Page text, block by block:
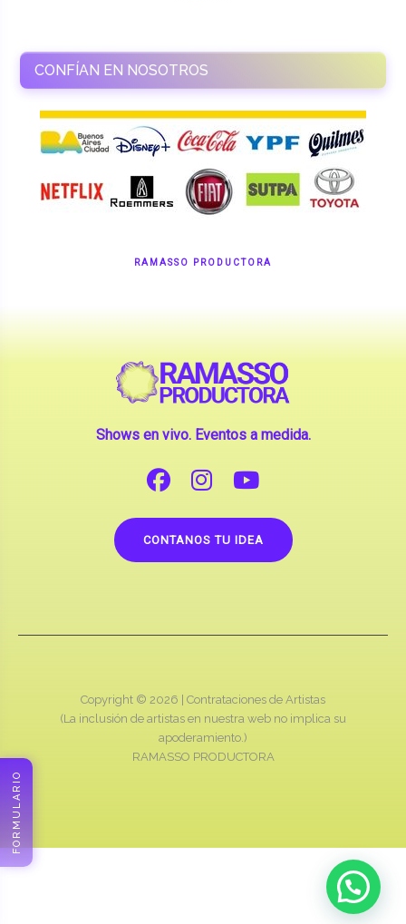
CONFÍAN EN NOSOTROS
RAMASSO PRODUCTORA
Shows en vivo. Eventos a medida.
CONTANOS TU IDEA
Copyright © 2026 | Contrataciones de Artistas
(La inclusión de artistas en nuestra web no implica su
apoderamiento.)
RAMASSO PRODUCTORA
FORMULARIO